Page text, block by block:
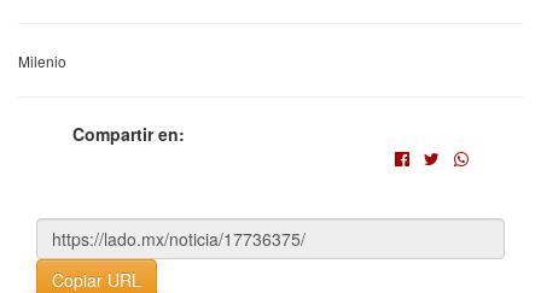
Milenio
Compartir en:
Copiar URL